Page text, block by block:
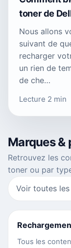
toner de
Nous allons
suivant de
recharger
un rien de
de che…
Lecture 2 min
Marques &
Retrouvez les
toner ou par
Voir toutes
Tous les